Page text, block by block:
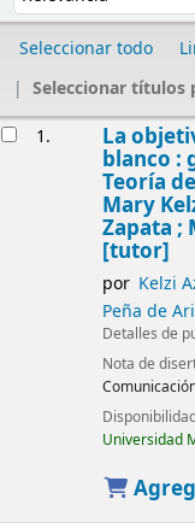
Seleccionar todo
Seleccionar títulos
1. La
blanco :
Teoría
Mary
Zapata ;
[tutor]
por Kelzi
Peña de
Detalles de
Nota de
Universidad